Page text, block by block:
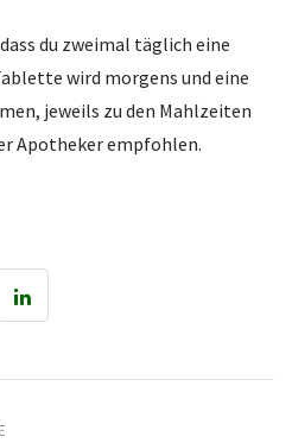
du zweimal täglich eine
wird morgens und eine
jeweils zu den Mahlzeiten
Apotheker empfohlen.